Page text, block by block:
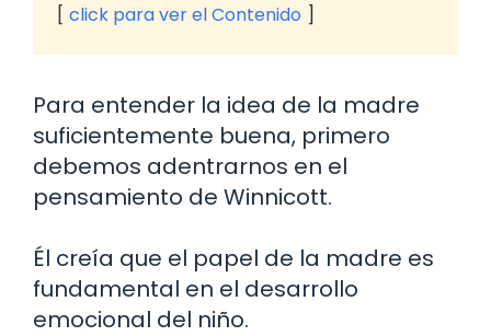
click para ver el Contenido
Para entender la idea de la madre
suficientemente buena, primero
debemos adentrarnos en el
pensamiento de Winnicott.
Él creía que el papel de la madre es
fundamental en el desarrollo
emocional del niño.